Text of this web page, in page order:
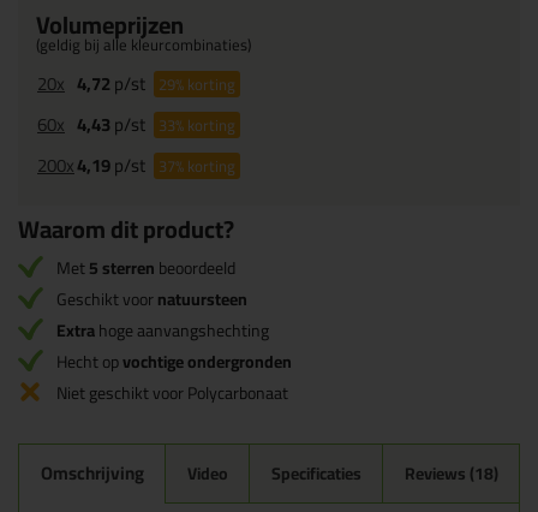
Volumeprijzen
(geldig bij alle kleurcombinaties)
20x 4,72p/st 29%korting
60x 4,43p/st 33%korting
200x4,19p/st 37%korting
Waarom dit product?
Met5 sterrenbeoordeeld
Geschikt voornatuursteen
Extrahoge aanvangshechting
Hecht opvochtige ondergronden
Niet geschikt voor Polycarbonaat
Omschrijving Video Specificaties Reviews (18)